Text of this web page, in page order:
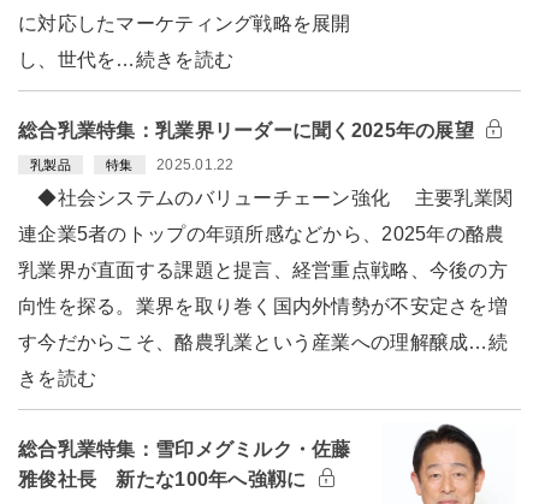
に対応したマーケティング戦略を展開
し、世代を…続きを読む
総合乳業特集：乳業界リーダーに聞く2025年の展望
乳製品 特集 2025.01.22
◆社会システムのバリューチェーン強化 主要乳業関
連企業5者のトップの年頭所感などから、2025年の酪農
乳業界が直面する課題と提言、経営重点戦略、今後の方
向性を探る。業界を取り巻く国内外情勢が不安定さを増
す今だからこそ、酪農乳業という産業への理解醸成…続
きを読む
総合乳業特集：雪印メグミルク・佐藤
雅俊社長 新たな100年へ強靱に